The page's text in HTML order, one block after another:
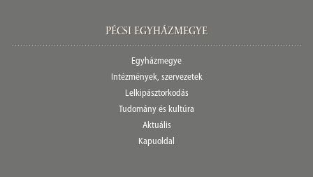
Pécsi egyházmegye
Egyházmegye
Intézmények, szervezetek
Lelkipásztorkodás
Tudomány és kultúra
Aktuális
Kapuoldal